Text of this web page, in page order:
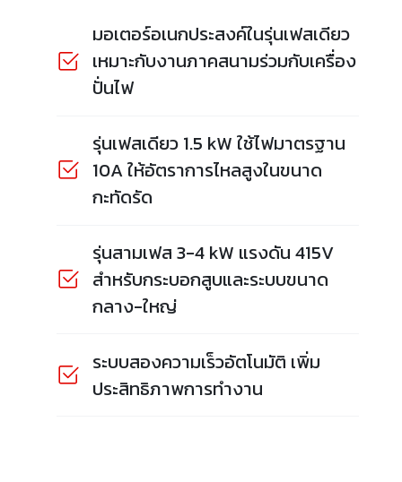
มอเตอร์อเนกประสงค์ในรุ่นเฟสเดียว
เหมาะกับงานภาคสนามร่วมกับเครื่อง
ปั่นไฟ
รุ่นเฟสเดียว 1.5 kW ใช้ไฟมาตรฐาน
10A ให้อัตราการไหลสูงในขนาด
กะทัดรัด
รุ่นสามเฟส 3-4 kW แรงดัน 415V
สำหรับกระบอกสูบและระบบขนาด
กลาง-ใหญ่
ระบบสองความเร็วอัตโนมัติ เพิ่ม
ประสิทธิภาพการทำงาน